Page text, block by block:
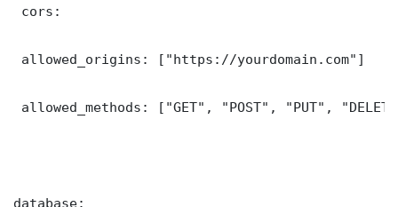
cors:
allowed_origins: ["https://yourdomain.com"]
allowed_methods: ["GET", "POST", "PUT",
database: